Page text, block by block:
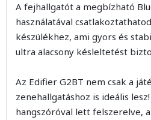
A fejhallgatót a megbízható
használatával
készülékhez, ami gyors és
ultra alacsony késleltetést
Az Edifier G2BT nem csak a
zenehallgatáshoz is ideális
hangszóróval lett felszerelve,